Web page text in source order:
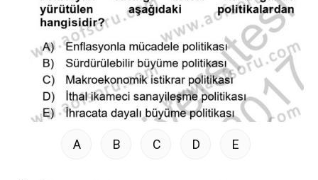
A B C D E